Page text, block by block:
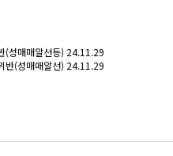
(성매매알선등) 24.11.29
반(성매매알선) 24.11.29